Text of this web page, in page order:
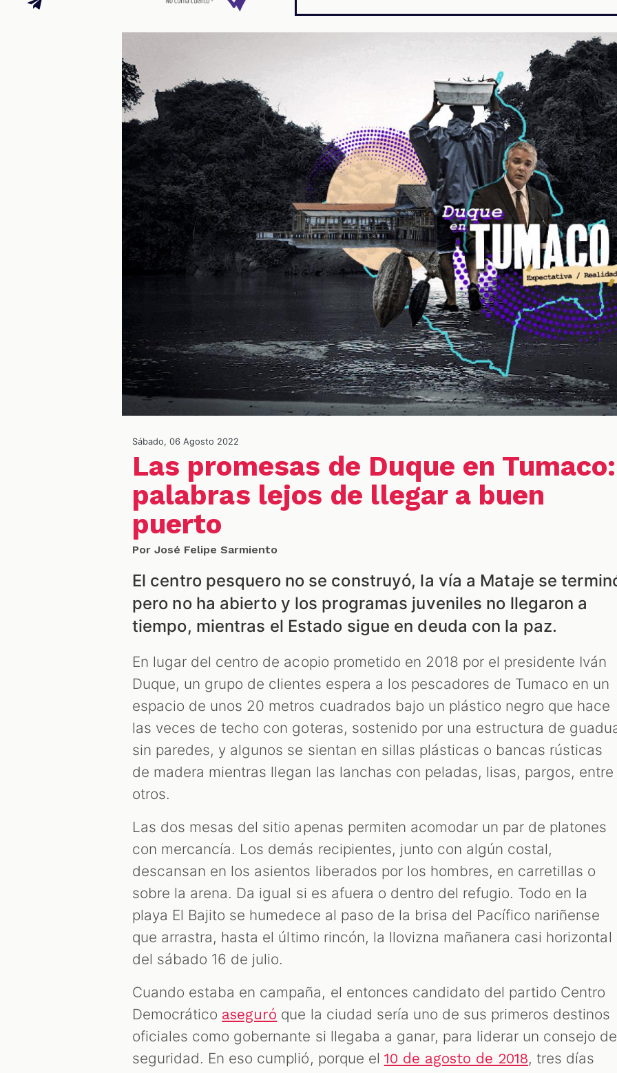
Sábado, 06 Agosto 2022
Las promesas de Duque en Tumaco:
palabras lejos de llegar a buen
puerto
Por José Felipe Sarmiento
El centro pesquero no se construyó, la vía a Mataje se
pero no ha abierto y los programas juveniles no llegaron a
tiempo, mientras el Estado sigue en deuda con la paz.
En lugar del centro de acopio prometido en 2018 por el presidente Iván
Duque, un grupo de clientes espera a los pescadores de Tumaco en un
espacio de unos 20 metros cuadrados bajo un plástico negro que hace
las veces de techo con goteras, sostenido por una estructura de
sin paredes, y algunos se sientan en sillas plásticas o bancas rústicas
de madera mientras llegan las lanchas con peladas, lisas, pargos, entre
otros.
Las dos mesas del sitio apenas permiten acomodar un par de platones
con mercancía. Los demás recipientes, junto con algún costal,
descansan en los asientos liberados por los hombres, en carretillas o
sobre la arena. Da igual si es afuera o dentro del refugio. Todo en la
playa El Bajito se humedece al paso de la brisa del Pacífico nariñense
que arrastra, hasta el último rincón, la llovizna mañanera casi horizontal
del sábado 16 de julio.
Cuando estaba en campaña, el entonces candidato del partido Centro
Democrático aseguró que la ciudad sería uno de sus primeros destinos
oficiales como gobernante si llegaba a ganar, para liderar un consejo de
seguridad. En eso cumplió, porque el 10 de agosto de 2018, tres días